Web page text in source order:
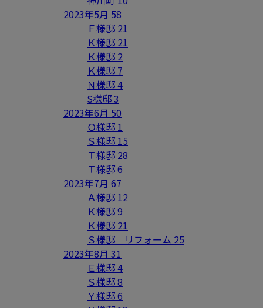
2023年5月 58
Ｆ様邸 21
Ｋ様邸 21
Ｋ様邸 2
Ｋ様邸 7
Ｎ様邸4
S様邸3
2023年6月 50
Ｏ様邸 1
Ｓ様邸 15
Ｔ様邸 28
Ｔ様邸6
2023年7月 67
Ａ様邸 12
Ｋ様邸9
Ｋ様邸 21
Ｓ様邸 リフォーム 25
2023年8月 31
Ｅ様邸4
Ｓ様邸8
Ｙ様邸6